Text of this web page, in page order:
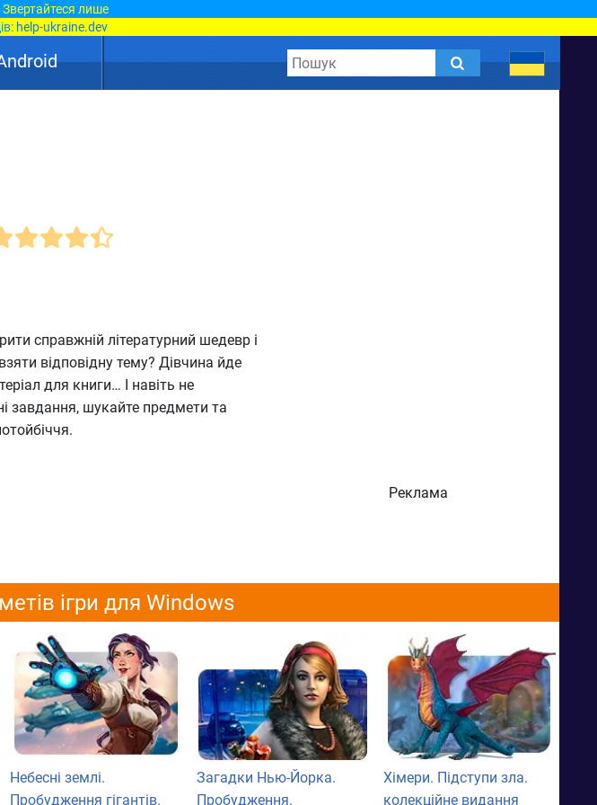
лише
help-ukraine.dev
справжній літературний шедевр і
відповідну тему? Дівчина йде
для книги… І навіть не
завдання, шукайте предмети та
Реклама
ігри для Windows
Небесні землі.
Пробудження гігантів.
Загадки Нью-Йорка.
Пробудження.
Хімери. Підступи зла.
колекційне видання